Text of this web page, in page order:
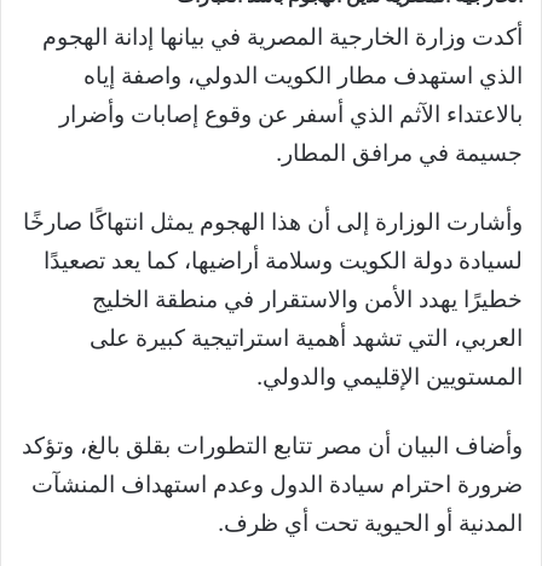
أكدت وزارة الخارجية المصرية في بيانها إدانة الهجوم
الذي استهدف مطار الكويت الدولي، واصفة إياه
بالاعتداء الآثم الذي أسفر عن وقوع إصابات وأضرار
جسيمة في مرافق المطار.
وأشارت الوزارة إلى أن هذا الهجوم يمثل انتهاكًا صارخًا
لسيادة دولة الكويت وسلامة أراضيها، كما يعد تصعيدًا
خطيرًا يهدد الأمن والاستقرار في منطقة الخليج
العربي، التي تشهد أهمية استراتيجية كبيرة على
المستويين الإقليمي والدولي.
وأضاف البيان أن مصر تتابع التطورات بقلق بالغ، وتؤكد
ضرورة احترام سيادة الدول وعدم استهداف المنشآت
المدنية أو الحيوية تحت أي ظرف.